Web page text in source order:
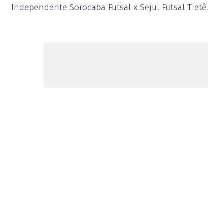
Independente Sorocaba Futsal x Sejul Futsal Tietê.